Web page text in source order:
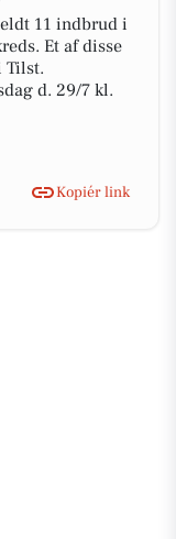
11 indbrud i
Et af disse
Tilst.
d. 29/7 kl.
Kopiér link